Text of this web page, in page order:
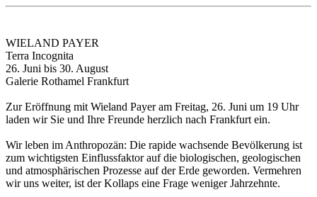
WIELAND PAYER
Terra Incognita
26. Juni bis 30. August
Galerie Rothamel Frankfurt
Zur Eröffnung mit Wieland Payer am Freitag, 26. Juni um 19 Uhr
laden wir Sie und Ihre Freunde herzlich nach Frankfurt ein.
Wir leben im Anthropozän: Die rapide wachsende Bevölkerung ist
zum wichtigsten Einflussfaktor auf die biologischen, geologischen
und atmosphärischen Prozesse auf der Erde geworden. Vermehren
wir uns weiter, ist der Kollaps eine Frage weniger Jahrzehnte.